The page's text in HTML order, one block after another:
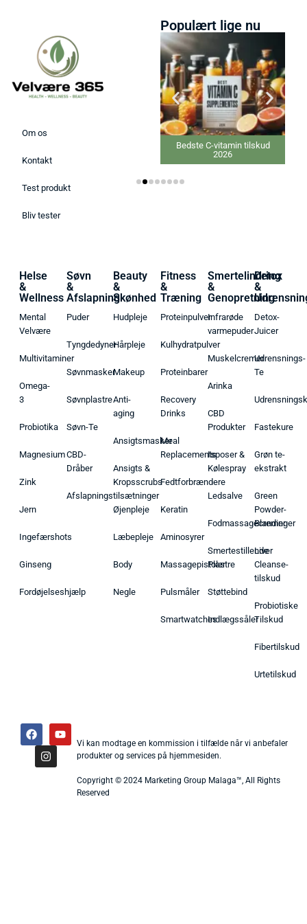
Om os
Kontakt
Test produkt
Bliv tester
Populært lige nu
Bedste C-vitamin tilskud
2026
Helse
&
Wellness
Mental
Velvære
Multivitaminer
Omega-
3
Probiotika
Magnesium
Zink
Jern
Ingefærshots
Ginseng
Fordøjelseshjælp
Søvn
&
Afslapning
Puder
Tyngdedyner
Søvnmasker
Søvnplastre
Søvn-Te
CBD-
Dråber
Afslapningstilsætninger
Beauty
&
Skønhed
Hudpleje
Hårpleje
Makeup
Anti-
aging
Ansigtsmasker
Ansigts &
Kropsscrubs
Øjenpleje
Læbepleje
Body
Negle
Fitness
&
Træning
Proteinpulver
Kulhydratpulver
Proteinbarer
Recovery
Drinks
Meal
Replacements
Fedtforbrændere
Keratin
Aminosyrer
Massagepistoler
Pulsmåler
Smartwatches
Smertelindring
&
Genopretning
Infrarøde
varmepuder
Muskelcremer
Arinka
CBD
Produkter
Isposer &
Kølespray
Ledsalve
Fodmassagecremer
Smertestillende
Plastre
Støttebind
Indlægssåler
Detox
&
Detox-
Juicer
Udrensnings-
Te
Fastekure
Grøn te-
ekstrakt
Green
Powder-
Blandinger
Liver
Cleanse-
tilskud
Probiotiske
Tilskud
Fibertilskud
Urtetilskud
Vi kan modtage en kommission i tilfælde når vi anbefaler
produkter og services på hjemmesiden.
Copyright © 2024 Marketing Group Malaga™, All Rights
Reserved